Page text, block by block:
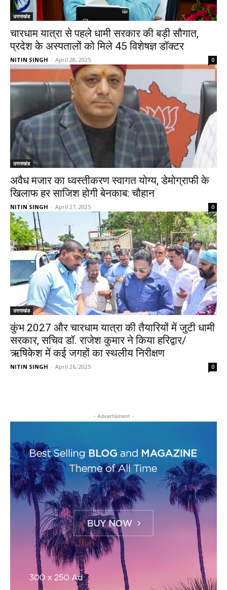
उत्तराखंड
चारधाम यात्रा से पहले धामी सरकार की बड़ी सौगात,
प्रदेश के अस्पतालों को मिले 45 विशेषज्ञ डॉक्टर
NITIN SINGH - April 28, 2025 0
उत्तराखंड
अवैध मजार का ध्वस्तीकरण स्वागत योग्य, डेमोग्राफी के
खिलाफ हर साजिश होगी बेनकाब: चौहान
NITIN SINGH - April 27, 2025 0
उत्तराखंड
कुंभ 2027 और चारधाम यात्रा की तैयारियों में जुटी धामी
सरकार, सचिव डॉ. राजेश कुमार ने किया हरिद्वार/
ऋषिकेश में कई जगहों का स्थलीय निरीक्षण
NITIN SINGH - April 26, 2025 0
- Advertisment -